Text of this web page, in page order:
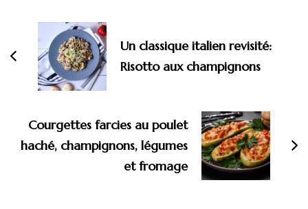
d'article
Un classique italien revisité:
Risotto aux champignons
Courgettes farcies au poulet
haché, champignons, légumes
et fromage